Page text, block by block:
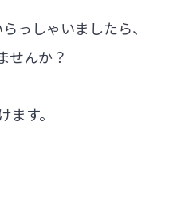
っしゃいましたら、
せんか？
す。